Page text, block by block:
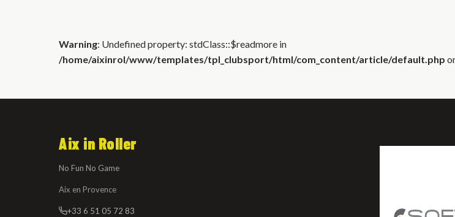
Warning: Undefined property: stdClass::$readmore in
/home/aixinrol/www/templates/tpl_clubsport/html/com_content/article/default.php
Aix in Roller
No Fun No Game
Aix en Provence
+33 6 51 05 72 83